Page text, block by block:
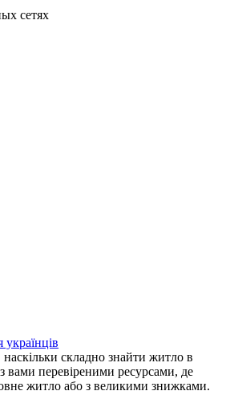
сетях
складно знайти житло в
вами перевіреними ресурсами, де
житло або з великими знижками.